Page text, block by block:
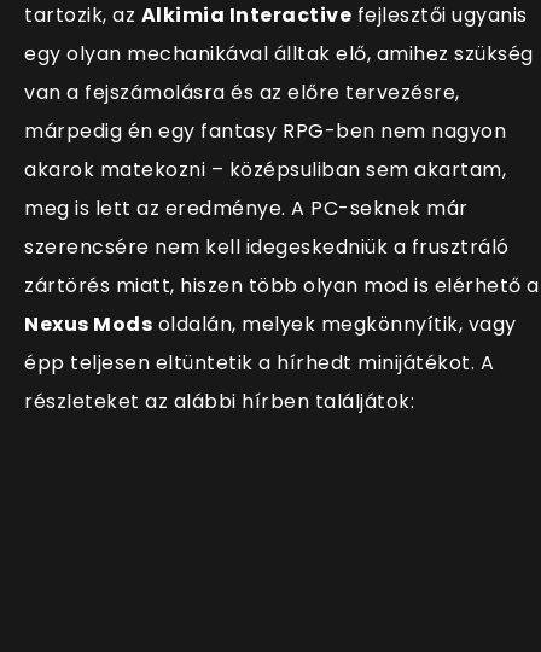
tartozik, az Alkimia Interactive fejlesztői ugyanis
egy olyan mechanikával álltak elő, amihez szükség
van a fejszámolásra és az előre tervezésre,
márpedig én egy fantasy RPG-ben nem nagyon
akarok matekozni – középsuliban sem akartam,
meg is lett az eredménye. A PC-seknek már
szerencsére nem kell idegeskedniük a frusztráló
zártörés miatt, hiszen több olyan mod is elérhető a
Nexus Mods oldalán, melyek megkönnyítik, vagy
épp teljesen eltüntetik a hírhedt minijátékot. A
részleteket az alábbi hírben találjátok: